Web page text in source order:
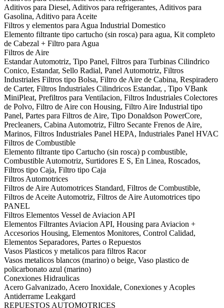
Aditivos para Diesel, Aditivos para refrigerantes, Aditivos para
Gasolina, Aditivo para Aceite
Filtros y elementos para Agua Industrial Domestico
Elemento filtrante tipo cartucho (sin rosca) para agua, Kit completo
de Cabezal + Filtro para Agua
Filtros de Aire
Estandar Automotriz, Tipo Panel, Filtros para Turbinas Cilindrico
Conico, Estandar, Sello Radial, Panel Automotriz, Filtros
Industriales Filtros tipo Bolsa, Filtro de Aire de Cabina, Respiradero
de Carter, Filtros Industriales Cilindricos Estandar, , Tipo VBank
MiniPleat, Prefiltros para Ventilacion, Filtros Industriales Colectores
de Polvo, Filtro de Aire con Housing, Filtro Aire Industrial tipo
Panel, Partes para Filtros de Aire, Tipo Donaldson PowerCore,
Precleaners, Cabina Automotriz, Filtro Secante Frenos de Aire,
Marinos, Filtros Industriales Panel HEPA, Industriales Panel HVAC
Filtros de Combustible
Elemento filtrante tipo Cartucho (sin rosca) p combustible,
Combustible Automotriz, Surtidores E S, En Linea, Roscados,
Filtros tipo Caja, Filtro tipo Caja
Filtros Automotrices
Filtros de Aire Automotrices Standard, Filtros de Combustible,
Filtros de Aceite Automotriz, Filtros de Aire Automotrices tipo
PANEL
Filtros Elementos Vessel de Aviacion API
Elementos Filtrantes Aviacion API, Housing para Aviacion +
Accesorios Housing, Elementos Monitores, Control Calidad,
Elementos Separadores, Partes o Repuestos
Vasos Plasticos y metalicos para filtros Racor
Vasos metalicos blancos (marino) o beige, Vaso plastico de
policarbonato azul (marino)
Conexiones Hidraulicas
Acero Galvanizado, Acero Inoxidale, Conexiones y Acoples
Antiderrame Leakgard
REPUESTOS AUTOMOTRICES